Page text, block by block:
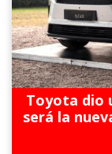
Toyota dio
será la